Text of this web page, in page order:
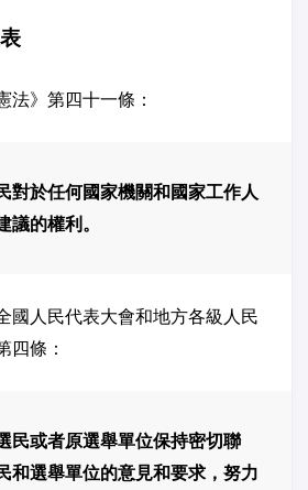
法》第四十一條：
對於任何國家機關和國家工作人
的權利。
國人民代表大會和地方各級人民
四條：
民或者原選舉單位保持密切聯
和選舉單位的意見和要求，努力